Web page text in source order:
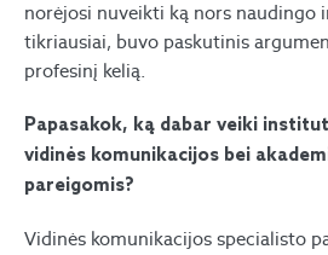
norėjosi nuveikti ką nors naudingo
tikriausiai, buvo paskutinis
profesinį kelią.
Papasakok, ką dabar veiki
vidinės komunikacijos bei
pareigomis?
Vidinės komunikacijos specialisto